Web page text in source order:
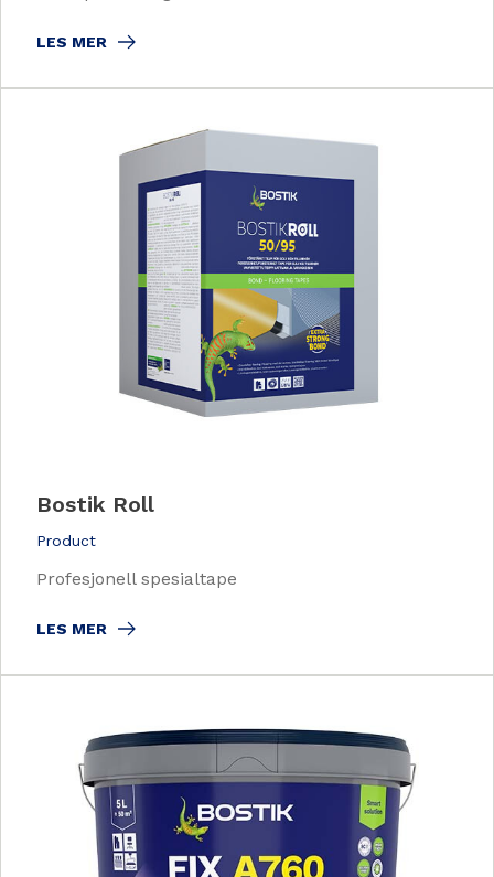
LES MER
Bostik Roll
Product
Profesjonell spesialtape
LES MER